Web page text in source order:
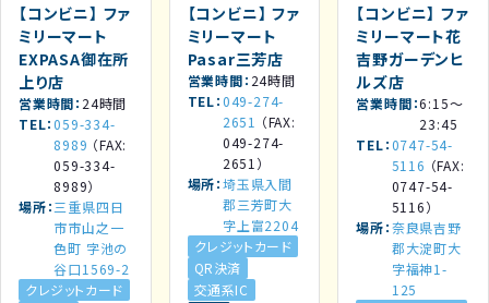
【コンビニ】 ファ
ミリーマート
EXPASA御在所
上り店
営業時間 24時間
TEL 059-334-
8989 （FAX:
059-334-
8989）
場所 三重県四日
市市山之一
色町 字池の
谷口1569-2
クレジットカード
【コンビニ】 ファ
ミリーマート
Pasar三芳店
営業時間 24時間
TEL 049-274-
2651 （FAX:
049-274-
2651）
場所 埼玉県入間
郡三芳町大
字上富2204
クレジットカード
QR決済
交通系IC
【コンビニ】 ファ
ミリーマート花
吉野ガーデンヒ
ルズ店
営業時間 6:15～
23:45
TEL 0747-54-
5116 （FAX:
0747-54-
5116）
場所 奈良県吉野
郡大淀町大
字福神1-
125